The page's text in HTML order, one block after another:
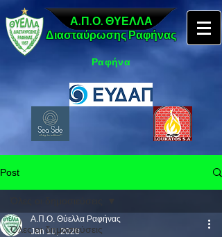
Α.Π.Ο. ΘΥΕΛΛΑ
Διασταύρωσης Ραφήνας
Ραφήνα
Post
Όλες οι δημοσιεύσεις
Α.Π.Ο. Θύελλα Ραφήνας
Jan 10, 2020